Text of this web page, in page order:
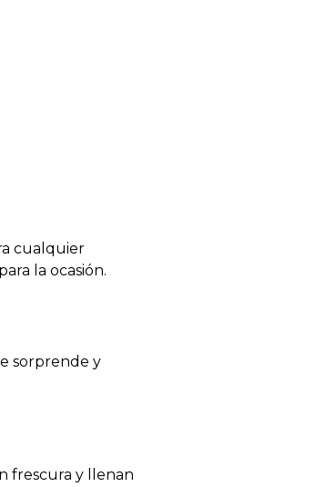
cualquier
la ocasión.
sorprende y
frescura y llenan